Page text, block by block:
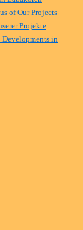
of Our Projects
Projekte
Developments in